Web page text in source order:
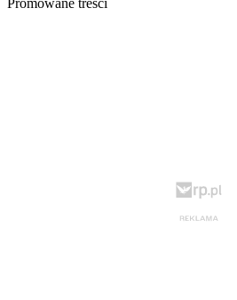
Promowane treści